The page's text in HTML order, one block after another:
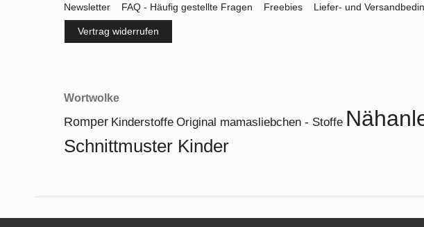
Newsletter FAQ - Häufig gestellte Fragen Freebies Liefer- und
Vertrag widerrufen
Wortwolke
Romper Kinderstoffe Original mamasliebchen - Stoffe
Schnittmuster Kinder